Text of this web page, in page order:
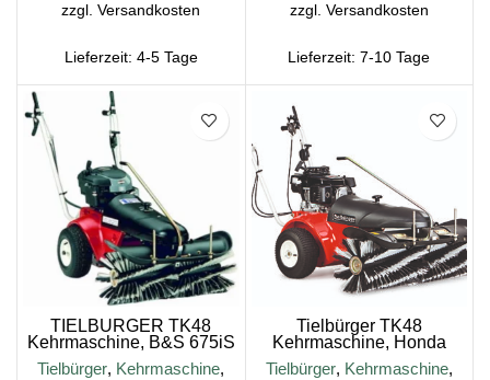
zzgl.Versandkosten
Lieferzeit: 4-5 Tage
zzgl. Versandkosten
Lieferzeit:7-10 Tage
TIELBÜRGER TK48
Kehrmaschine, B&S 675iS
E-Start Motor
Tielbürger, Kehrmaschine,
Tielbürger TK48
Kehrmaschine, Honda
GXV160 Motor
Tielbürger, Kehrmaschine,